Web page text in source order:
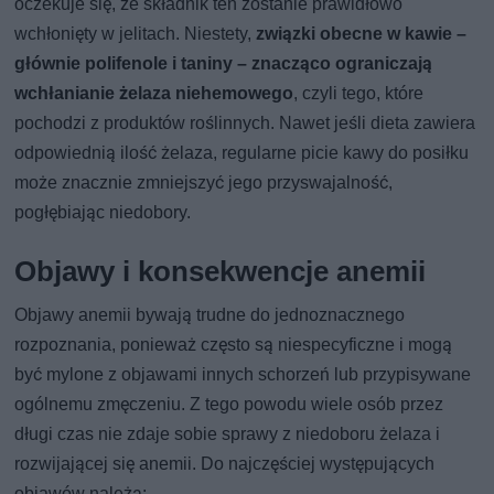
wchłonięty w jelitach. Niestety, związki obecne w kawie –
głównie polifenole i taniny – znacząco ograniczają
wchłanianie żelaza niehemowego, czyli tego, które
pochodzi z produktów roślinnych. Nawet jeśli dieta zawiera
odpowiednią ilość żelaza, regularne picie kawy do posiłku
może znacznie zmniejszyć jego przyswajalność,
pogłębiając niedobory.
Objawy i konsekwencje anemii
Objawy anemii bywają trudne do jednoznacznego
rozpoznania, ponieważ często są niespecyficzne i mogą
być mylone z objawami innych schorzeń lub przypisywane
ogólnemu zmęczeniu. Z tego powodu wiele osób przez
długi czas nie zdaje sobie sprawy z niedoboru żelaza i
rozwijającej się anemii. Do najczęściej występujących